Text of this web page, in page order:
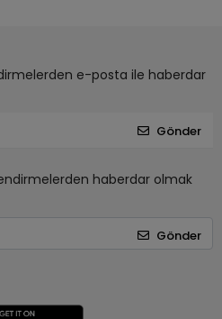
e-posta ile haberdar
Gönder
haberdar olmak
Gönder